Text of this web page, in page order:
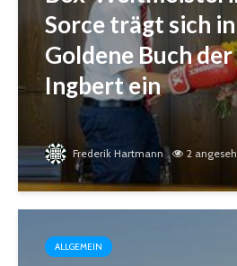
Sorce trägt sich
Goldene Buch
Ingbert ein
Frederik Hartmann 2
ALLGEMEIN